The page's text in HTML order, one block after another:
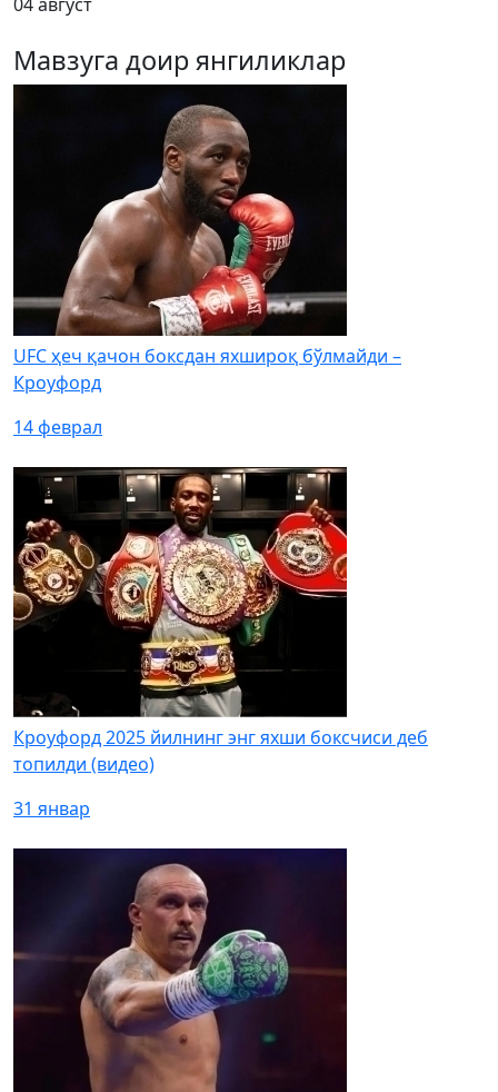
Мавзуга доир янгиликлар
UFC ҳеч қачон боксдан яхшироқ бўлмайди –
Кроуфорд
14 феврал
Кроуфорд 2025 йилнинг энг яхши боксчиси деб
топилди (видео)
31 январ